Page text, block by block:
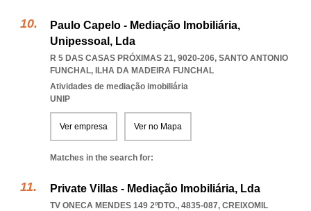
Paulo Capelo - Mediação Imobiliária,
Unipessoal, Lda
R 5 DAS CASAS PRÓXIMAS 21, 9020-206, SANTO ANTONIO
FUNCHAL, ILHA DA MADEIRA FUNCHAL
Atividades de mediação imobiliária
UNIP
Ver empresa Ver no Mapa
Matches in the search for:
Private Villas - Mediação Imobiliária, Lda
TV ONECA MENDES 149 2ºDTO., 4835-087, CREIXOMIL